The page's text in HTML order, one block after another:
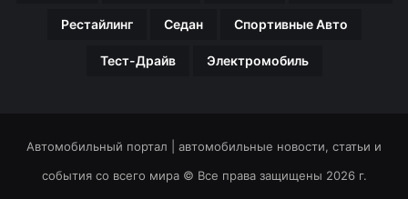
Рестайлинг Седан Спортивные Авто
Тест-Драйв Электромобиль
Автомобильный портал | автомобильные новости, статьи и
события со всего мира © Все права защищены 2026 г.